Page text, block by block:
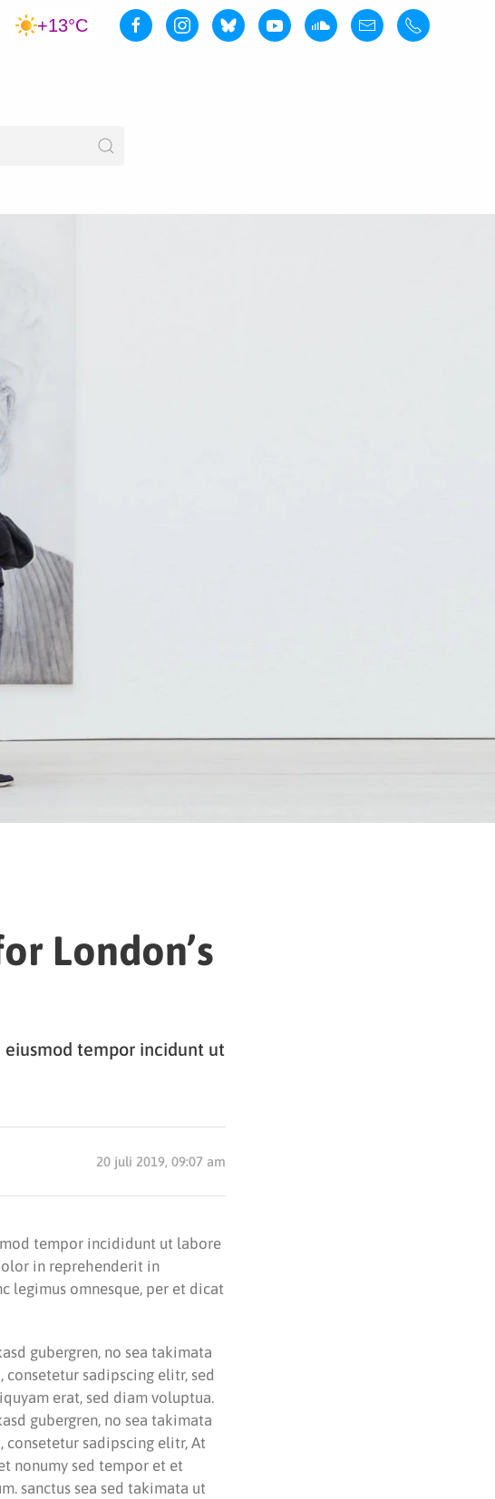
+13°C
London’s
tempor incidunt ut
20 juli 2019, 09:07 am
tempor incididunt ut labore
in reprehenderit in
legimus omnesque, per et dicat
gubergren, no sea takimata
sadipscing elitr, sed
erat, sed diam voluptua.
gubergren, no sea takimata
consetetur sadipscing elitr, At
nonumy sed tempor et et
sanctus sea sed takimata ut